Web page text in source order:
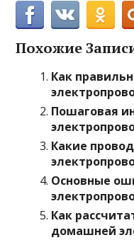
Похожие
Как
Пошаговая
Какие
Основные
Как
домашней